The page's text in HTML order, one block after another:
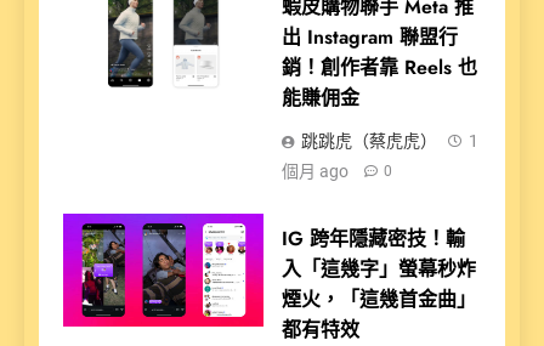
蝦皮購物聯手 Meta 推
出 Instagram 聯盟行
銷！創作者靠 Reels 也
能賺佣金
跳跳虎（蔡虎虎）
1
個月 ago
0
IG 跨年隱藏密技！輸
入「這幾字」螢幕秒炸
煙火，「這幾首金曲」
都有特效